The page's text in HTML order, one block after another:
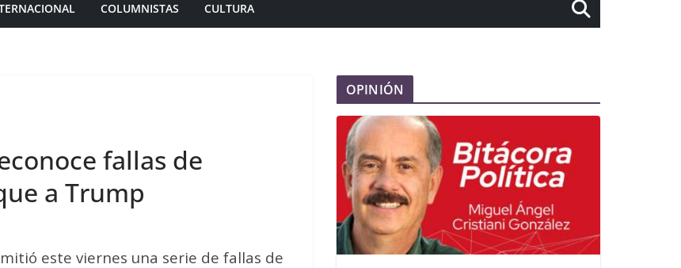
COLUMNISTAS CULTURA
fallas de
a Trump
este viernes una serie de fallas de
OPINIÓN